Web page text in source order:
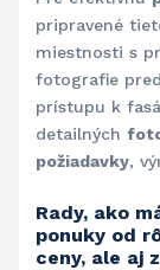
pripravené
miestnosti s
fotografie
prístupu k
detailných
požiadavky,
Rady, ako
ponuky od
ceny, ale aj